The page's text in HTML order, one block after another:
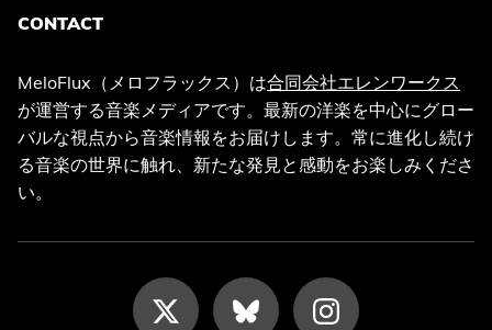
CONTACT
MeloFlux（メロフラックス）は合同会社エレンワークス
が運営する音楽メディアです。最新の洋楽を中心にグロー
バルな視点から音楽情報をお届けします。常に進化し続け
る音楽の世界に触れ、新たな発見と感動をお楽しみくださ
い。